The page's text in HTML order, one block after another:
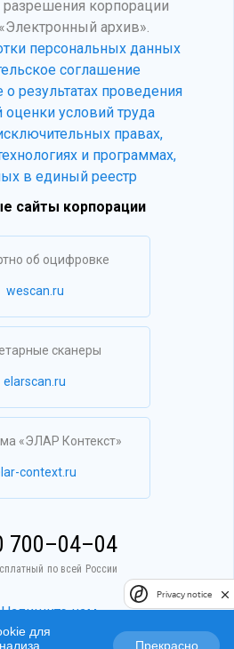
корпорации
архив».
персональных данных
соглашение
результатах проведения
оценки условий труда
правах,
и программах,
в единый реестр
сайты корпорации
об оцифровке
wescan.ru
сканеры
elarscan.ru
«ЭЛАР Контекст»
context.ru
700–04–04
по всей России
Напишите нам
для
Прекрасно
Privacy notice